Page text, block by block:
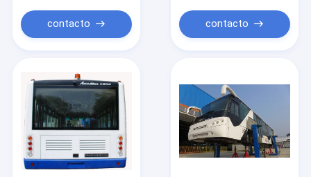
contacto
ajustáveis
contacto